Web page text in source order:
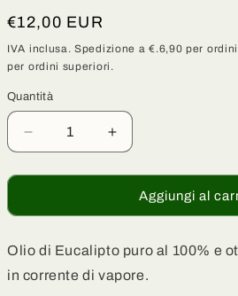
c
Prezzo
di
listino
€12,00 EUR
IVA inclusa. Spedizione a €.6,90 per
per ordini superiori.
Quantità
Quantità
Diminuisci
quantità
per
di
Puro
al
Aumenta
quantità
per
di
Puro
al
100%
Aggiungi al
Olio di Eucalipto puro al 100% e
in corrente di vapore.